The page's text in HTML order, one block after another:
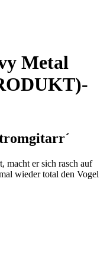
Metal
macht er sich rasch auf
wieder total den Vogel